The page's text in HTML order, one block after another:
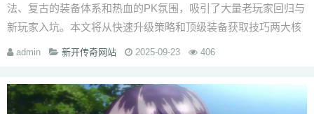
法、复古的装备体系和热血的PK氛围，吸引了大量老玩家回归与
新玩家入坑。本文将从快速升级策略和顶级装备获取技巧两大核
心方向，结合最新版···
admin 新开传奇网站 2025-09-23 406